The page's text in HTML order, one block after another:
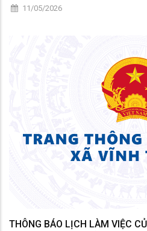
11/05/2026
THÔNG BÁO LỊCH LÀM VIỆC